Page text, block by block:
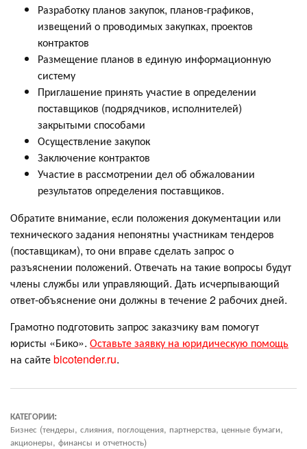
Разработку планов закупок, планов-графиков,
извещений о проводимых закупках, проектов
контрактов
Размещение планов в единую информационную
систему
Приглашение принять участие в определении
поставщиков (подрядчиков, исполнителей)
закрытыми способами
Осуществление закупок
Заключение контрактов
Участие в рассмотрении дел об обжаловании
результатов определения поставщиков.
Обратите внимание, если положения документации или
технического задания непонятны участникам тендеров
(поставщикам), то они вправе сделать запрос о
разъяснении положений. Отвечать на такие вопросы будут
члены службы или управляющий. Дать исчерпывающий
ответ-объяснение они должны в течение 2 рабочих дней.
Грамотно подготовить запрос заказчику вам помогут
юристы «Бико». Оставьте заявку на юридическую помощь
на сайтеbicotender.ru.
КАТЕГОРИИ:
Бизнес (тендеры, слияния, поглощения, партнерства, ценные бумаги,
акционеры, финансы и отчетность)